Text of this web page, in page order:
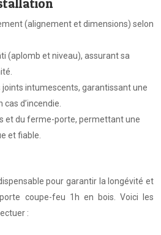
(alignement et dimensions) selon
(aplomb et niveau), assurant sa
intumescents, garantissant une
d’incendie.
et du ferme-porte, permettant une
et fiable.
pour garantir la longévité et
coupe-feu 1h en bois. Voici les
: